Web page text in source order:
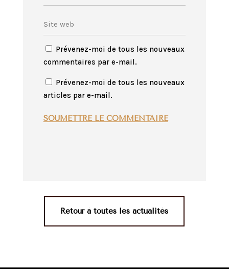
Prévenez-moi de tous les nouveaux
commentaires par e-mail.
Prévenez-moi de tous les nouveaux
articles par e-mail.
SOUMETTRE LE COMMENTAIRE
Retour à toutes les actualités